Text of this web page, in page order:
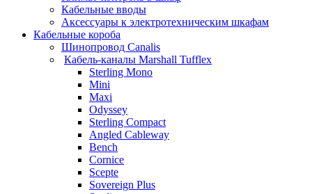
Кабельные вводы
Аксессуары к электротехническим шкафам
Кабельные короба
Шинопровод Canalis
Кабель-каналы Marshall Tufflex
Sterling Mono
Mini
Maxi
Odyssey
Sterling Compact
Angled Cableway
Bench
Cornice
Scepte
Sovereign Plus